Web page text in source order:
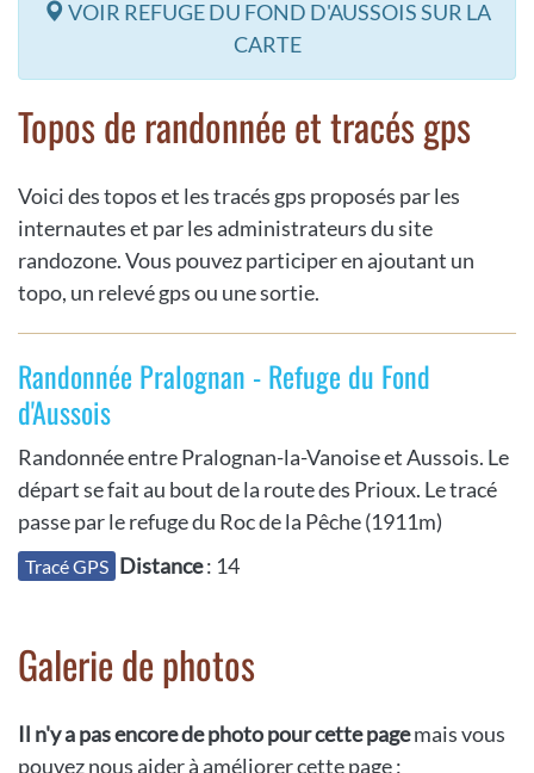
VOIR REFUGE DU FOND D'AUSSOIS SUR LA
CARTE
Topos de randonnée et tracés gps
Voici des topos et les tracés gps proposés par les
internautes et par les administrateurs du site
randozone. Vous pouvez participer en ajoutant un
topo, un relevé gps ou une sortie.
Randonnée Pralognan - Refuge du Fond
d'Aussois
Randonnée entre Pralognan-la-Vanoise et Aussois. Le
départ se fait au bout de la route des Prioux. Le tracé
passe par le refuge du Roc de la Pêche (1911m)
Tracé GPS Distance: 14
Galerie de photos
Il n'y a pas encore de photo pour cette pagemais vous
pouvez nous aider à améliorer cette page :